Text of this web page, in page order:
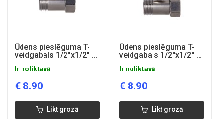
Ūdens pieslēguma T-
veidgabals 1/2''x1/2'' ar
Ir noliktavā
€ 8.90
Likt grozā
Ūdens pieslēguma T-
veidgabals 1/2''x1/2'' ar
Ir noliktavā
€ 8.90
Likt grozā